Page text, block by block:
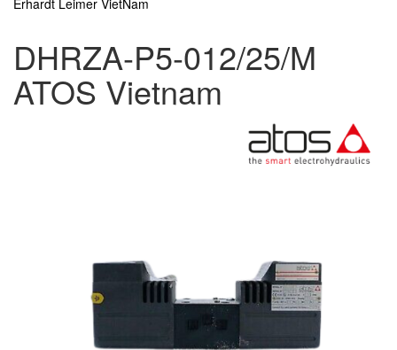
Erhardt Leimer VietNam
DHRZA-P5-012/25/M
ATOS Vietnam